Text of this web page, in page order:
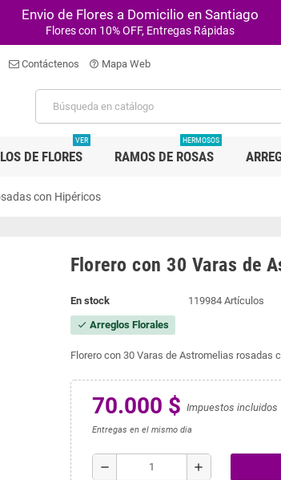
Envio de Flores a Domicilio en Santiago
Flores con 10% OFF, Entregas Rápidas
Contáctenos help_outline Mapa Web
DE FLORES
VER
RAMOS DE ROSAS
HERMOSOS
con Hipéricos
Florero con 30 Varas de
En stock 119984 Artículos
check Arreglos Florales
Florero con 30 Varas de Astromelias rosadas
70.000 $ Impuestos incluidos
Entregas en el mismo dia
remove add